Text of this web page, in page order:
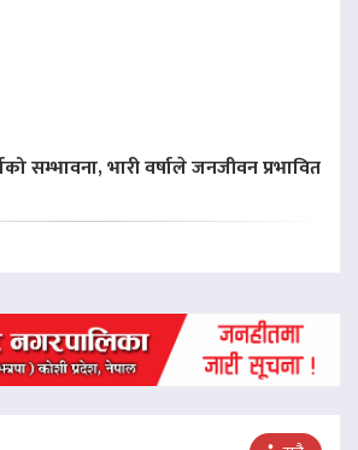
सम्भावना, भारी वर्षाले जनजीवन प्रभावित